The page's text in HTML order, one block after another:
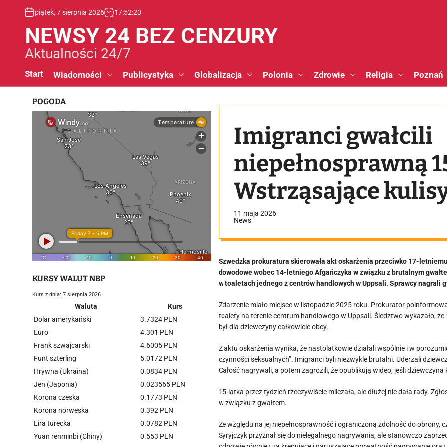
piątek, 7 sierpnia 2026 17:52:21
NEWSY 24 BEZ CENZURY
Aktualności 24/7
Start Wiadomości Publicystyka Globalizacja Polonia Zdrowie Religia Poznań
Imigranci gwałcili
niepełnosprawną
Wstrząsające
bezbronną
11 maja 2026
News
Szwedzka prokuratura skierowała akt oskarżenia przeciwko 17-
dowodowe wobec 14-letniego Afgańczyka w związku z brutalnym
w toaletach jednego z centrów handlowych w Uppsali. Sprawcy nagrali
Zdarzenie miało miejsce w listopadzie 2025 roku. Prokurator
toalety na terenie centrum handlowego w Uppsali. Śledztwo wykazało,
był dla dziewczyny całkowicie obcy.
Z aktu oskarżenia wynika, że nastolatkowie działali wspólnie i w
czynności seksualnych”. Imigranci byli niezwykle brutalni. Uderzali
Całość nagrywali, a potem zagrozili, że opublikują wideo, jeśli
15-latka przez tydzień rzeczywiście milczała, ale dłużej nie dała rady.
w związku z gwałtem.
Ze względu na jej niepełnosprawność i ograniczoną zdolność do obrony,
Syryjczyk przyznał się do nielegalnego nagrywania, ale stanowczo
POGODA
KURSY WALUT NBP
Kurs z dnia: 7 sierpnia 2026
Waluta
Kurs
Dolar amerykański
3.7324 PLN
Euro
4.301 PLN
Frank szwajcarski
4.6005 PLN
Funt szterling
5.0172 PLN
Hrywna (Ukraina)
0.0834 PLN
Jen (Japonia)
0.023565 PLN
Korona czeska
0.1773 PLN
Korona norweska
0.392 PLN
Lira turecka
0.0782 PLN
Yuan renminbi (Chiny)
0.553 PLN